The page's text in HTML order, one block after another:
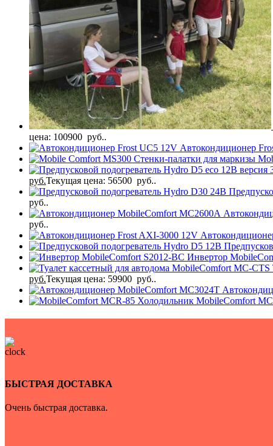
цена: 100900 руб..
Автокондиционер
Стенки-палатки для маркизы
руб.Текущая цена: 56500 руб..
руб..
руб..
Инвертор
руб.Текущая цена: 59900 руб..
Холодильник MobileComfort
БЫСТРАЯ ДОСТАВКА
Очень быстрая доставка.